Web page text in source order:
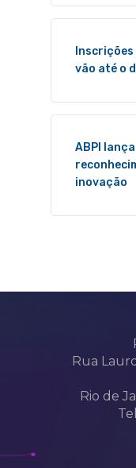
Inscrições
vão até o
ABPI
inovação
Rua
Rio de